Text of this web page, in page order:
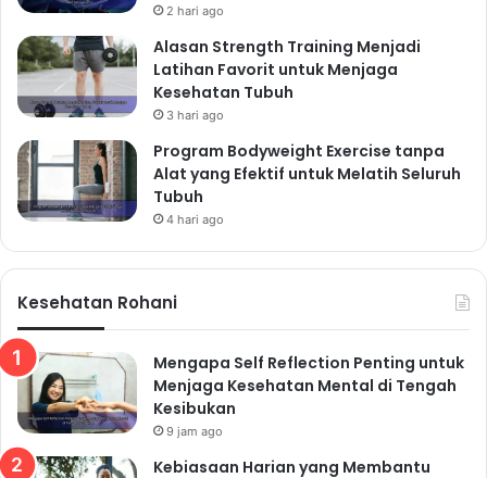
2 hari ago
Alasan Strength Training Menjadi
Latihan Favorit untuk Menjaga
Kesehatan Tubuh
3 hari ago
Program Bodyweight Exercise tanpa
Alat yang Efektif untuk Melatih Seluruh
Tubuh
4 hari ago
Kesehatan Rohani
Mengapa Self Reflection Penting untuk
Menjaga Kesehatan Mental di Tengah
Kesibukan
9 jam ago
Kebiasaan Harian yang Membantu